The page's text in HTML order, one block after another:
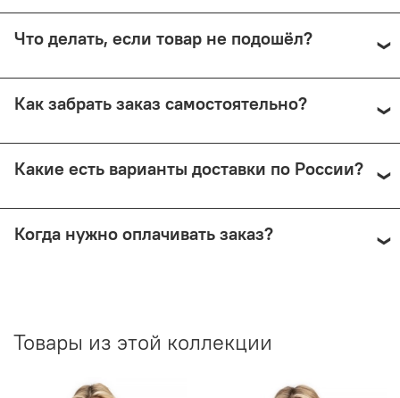
СДЭК с примеркой. Первые 15 минут — бесплатно.
Что делать, если товар не подошёл?
Почтой России (в этом случае возврат невозможен).
Как забрать заказ самостоятельно?
Малый Николопесковский пер., 4 (м. Арбатская). Срок
Какие есть варианты доставки по России?
России (по её тарифам). СДЭК предлагает доставку до
Когда нужно оплачивать заказ?
Товары из этой коллекции